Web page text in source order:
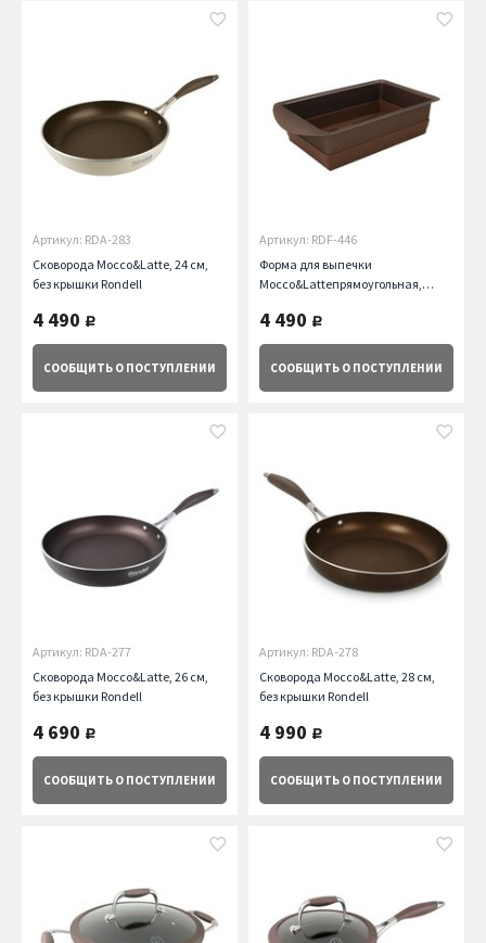
Артикул: RDA-283
Сковорода Mocco&Latte, 24 см,
без крышки Rondell
4 490 руб.
СООБЩИТЬ О ПОСТУПЛЕНИИ
Артикул: RDF-446
Форма для выпечки
Mocco&Latteпрямоугольная,
4 490 руб.
СООБЩИТЬ О ПОСТУПЛЕНИИ
Артикул: RDA-277
Сковорода Mocco&Latte, 26 см,
без крышки Rondell
4 690 руб.
СООБЩИТЬ О ПОСТУПЛЕНИИ
Артикул: RDA-278
Сковорода Mocco&Latte, 28 см,
без крышки Rondell
4 990 руб.
СООБЩИТЬ О ПОСТУПЛЕНИИ